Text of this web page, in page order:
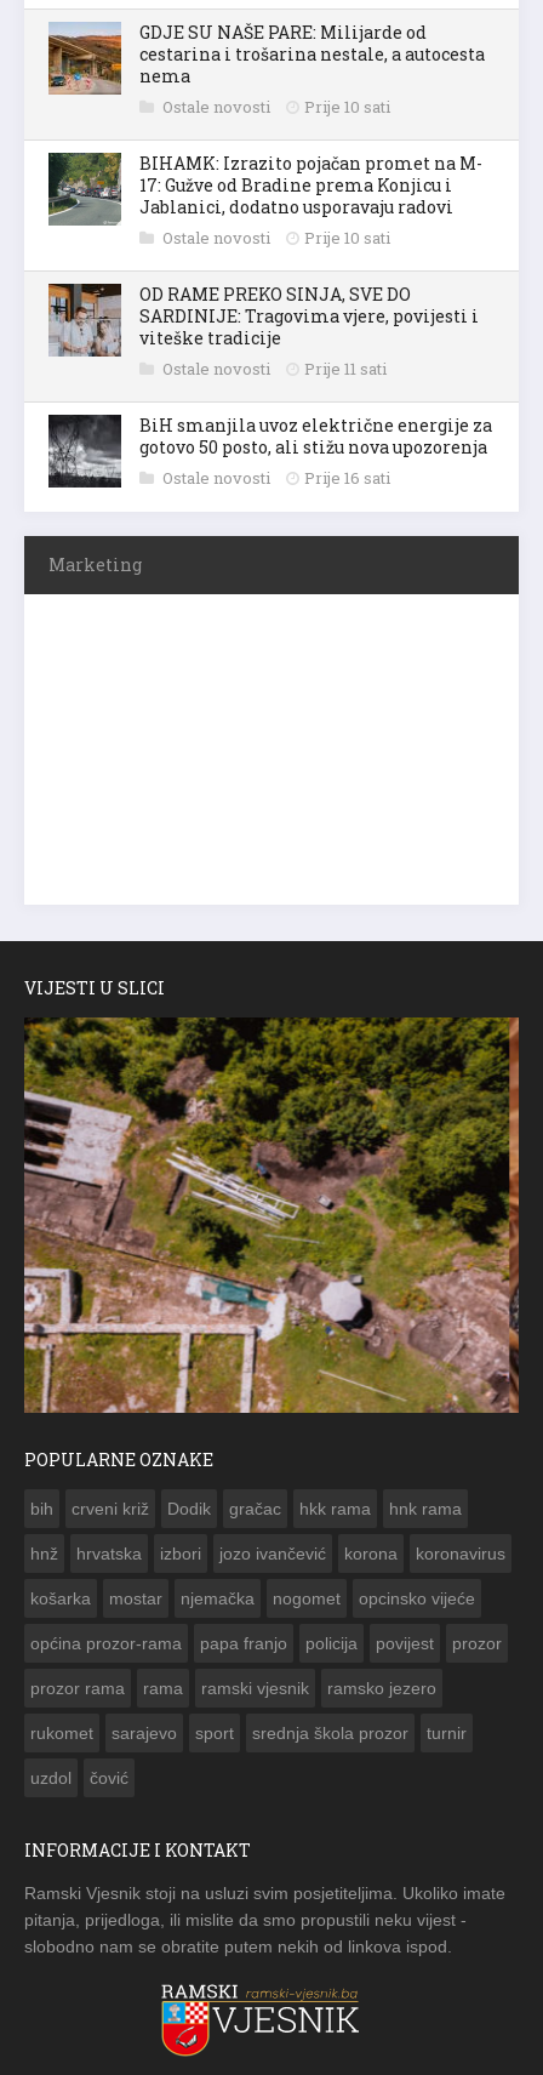
GDJE SU NAŠE PARE: Milijarde od
cestarina i trošarina nestale, a autocesta
nema
Ostale novosti Prije 10 sati
BIHAMK: Izrazito pojačan promet na M-
17: Gužve od Bradine prema Konjicu i
Jablanici, dodatno usporavaju radovi
Ostale novosti Prije 10 sati
OD RAME PREKO SINJA, SVE DO
SARDINIJE: Tragovima vjere, povijesti i
viteške tradicije
Ostale novosti Prije 11 sati
BiH smanjila uvoz električne energije za
gotovo 50 posto, ali stižu nova upozorenja
Ostale novosti Prije 16 sati
Marketing
VIJESTI U SLICI
POPULARNE OZNAKE
bih crveni križ Dodik gračac hkk rama hnk rama
hnž hrvatska izbori jozo ivančević korona koronavirus
košarka mostar njemačka nogomet opcinsko vijeće
općina prozor-rama papa franjo policija povijest prozor
prozor rama rama ramski vjesnik ramsko jezero
rukomet sarajevo sport srednja škola prozor turnir
uzdol čović
INFORMACIJE I KONTAKT
Ramski Vjesnik stoji na usluzi svim posjetiteljima. Ukoliko imate
pitanja, prijedloga, ili mislite da smo propustili neku vijest -
slobodno nam se obratite putem nekih od linkova ispod.